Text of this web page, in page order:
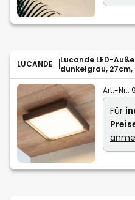
LUCANDE
Lucande LED-
dunkelgrau, 27cm,
Art.-Nr.:
Für